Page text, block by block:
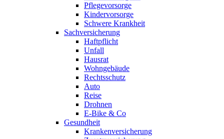
Pflegevorsorge
Kindervorsorge
Schwere Krankheit
Sachversicherung
Haftpflicht
Unfall
Hausrat
Wohngebäude
Rechtsschutz
Auto
Reise
Drohnen
E-Bike & Co
Gesundheit
Krankenversicherung